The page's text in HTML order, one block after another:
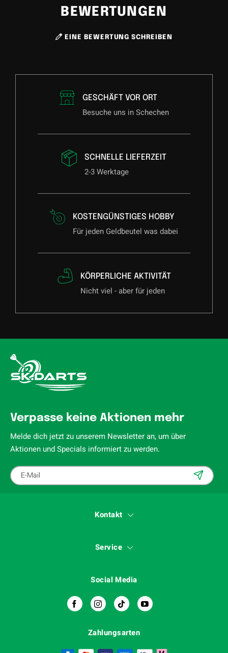
BEWERTUNGEN
EINE BEWERTUNG SCHREIBEN
GESCHÄFT VOR ORT
Besuche uns in Schechen
SCHNELLE LIEFERZEIT
2-3 Werktage
KOSTENGÜNSTIGES HOBBY
Für jeden Geldbeutel was dabei
KÖRPERLICHE AKTIVITÄT
Nicht viel - aber für jeden
Verpasse keine Aktionen mehr
Melde dich jetzt zu unserem Newsletter an, um über
Aktionen und Specials informiert zu werden.
Kontakt
Service
Social Media
Zahlungsarten